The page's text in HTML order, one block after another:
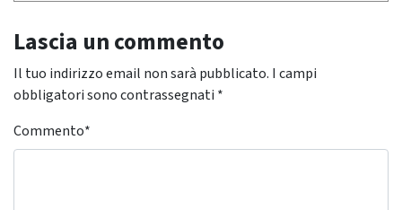
Lascia un commento
Il tuo indirizzo email non sarà pubblicato. I campi
obbligatori sono contrassegnati *
Commento*